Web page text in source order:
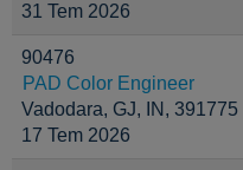
31 Tem 2026
90476
PAD Color Engineer
Vadodara, GJ, IN, 391775
17 Tem 2026